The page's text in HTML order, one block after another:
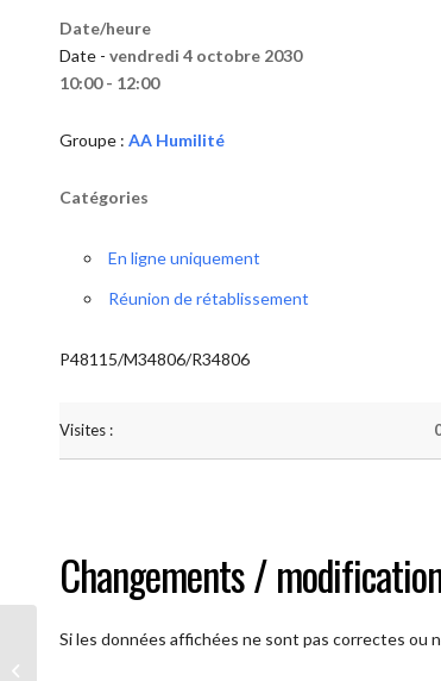
Date/heure
Date - vendredi 4 octobre 2030
10:00 - 12:00
Groupe : AA Humilité
Catégories
En ligne uniquement
Réunion de rétablissement
P48115/M34806/R34806
Visites :
Changements /
Si les données affichées ne sont pas correctes ou